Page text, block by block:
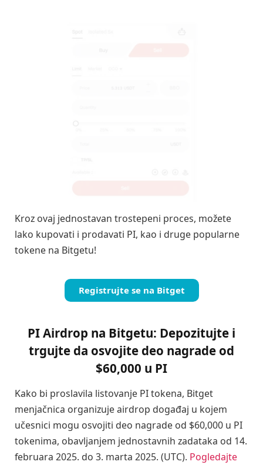
Kroz ovaj jednostavan trostepeni proces, možete
lako kupovati i prodavati PI, kao i druge popularne
tokene na Bitgetu!
Registrujte se na Bitget
PI Airdrop na Bitgetu: Depozitujte i
trgujte da osvojite deo nagrade od
$60,000 u PI
Kako bi proslavila listovanje PI tokena, Bitget
menjačnica organizuje airdrop događaj u kojem
učesnici mogu osvojiti deo nagrade od $60,000 u PI
tokenima, obavljanjem jednostavnih zadataka od 14.
februara 2025. do 3. marta 2025. (UTC). Pogledajte